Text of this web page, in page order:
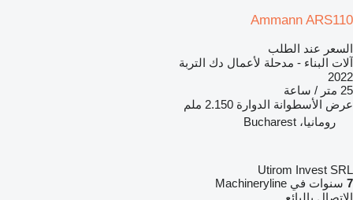
Ammann ARS110
السعر عند الطلب
آلات البناء - مدحلة لأعمال دك التربة
2022
25 متر / ساعة
عرض الأسطوانة الدوارة 2.150 ملم
رومانيا، Bucharest
Utirom Invest SRL
7 سنوات في Machineryline
الاتصال بالبائع